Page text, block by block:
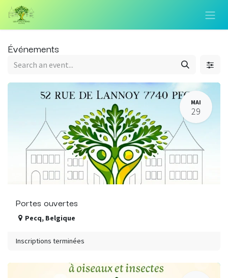
Se rendre au contenu
Événements
MAI
29
Portes ouvertes
Pecq, Belgique
Inscriptions terminées